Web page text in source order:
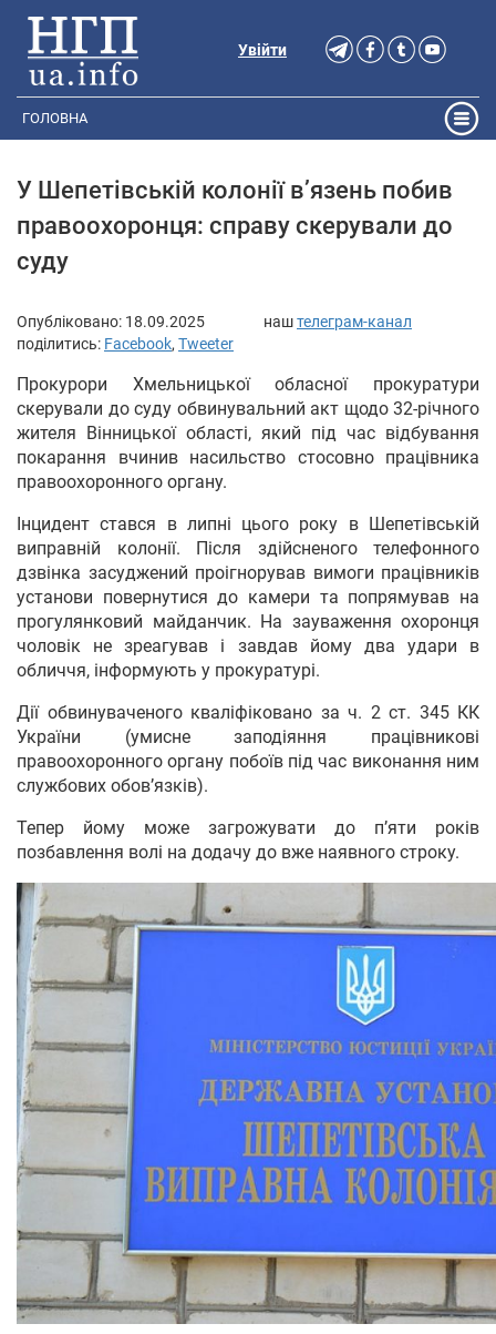
Увійти
ГОЛОВНА
У Шепетівській колонії в’язень побив
правоохоронця: справу скерували до
суду
Опубліковано: 18.09.2025 наштелеграм-канал
поділитись: Facebook, Tweeter
Прокурори Хмельницької обласної прокуратури
скерували до суду обвинувальний акт щодо 32-річного
жителя Вінницької області, який під час відбування
покарання вчинив насильство стосовно працівника
правоохоронного органу.
Інцидент стався в липні цього року в Шепетівській
виправній колонії. Після здійсненого телефонного
дзвінка засуджений проігнорував вимоги працівників
установи повернутися до камери та попрямував на
прогулянковий майданчик. На зауваження охоронця
чоловік не зреагував і завдав йому два удари в
обличчя, інформують у прокуратурі.
Дії обвинуваченого кваліфіковано за ч. 2 ст. 345 КК
України (умисне заподіяння працівникові
правоохоронного органу побоїв під час виконання ним
службових обов’язків).
Тепер йому може загрожувати до п’яти років
позбавлення волі на додачу до вже наявного строку.